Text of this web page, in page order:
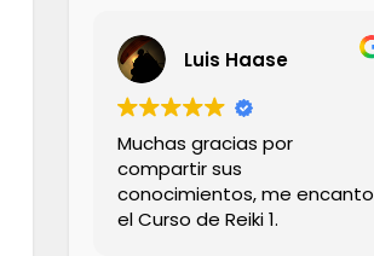
Luis Haase
Muchas gracias por
compartir sus
conocimientos, me encanto
el Curso de Reiki 1.